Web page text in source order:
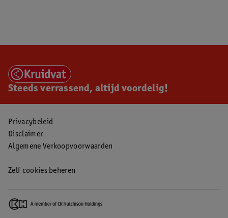
Steeds verrassend, altijd voordelig!
Privacybeleid
Disclaimer
Algemene Verkoopvoorwaarden
Zelf cookies beheren